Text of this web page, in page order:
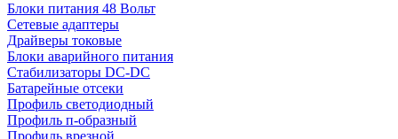
Блоки питания 48 Вольт
Сетевые адаптеры
Драйверы токовые
Блоки аварийного питания
Стабилизаторы DC-DC
Батарейные отсеки
Профиль светодиодный
Профиль п-образный
Профиль врезной